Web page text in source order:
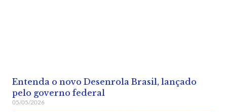
Entenda o novo Desenrola Brasil, lançado
pelo governo federal
05/05/2026